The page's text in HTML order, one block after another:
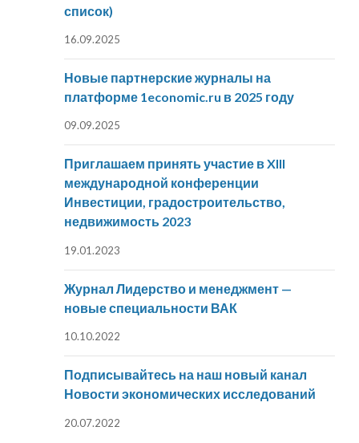
список)
16.09.2025
Новые партнерские журналы на
платформе 1economic.ru в 2025 году
09.09.2025
Приглашаем принять участие в XIII
международной конференции
Инвестиции, градостроительство,
недвижимость 2023
19.01.2023
Журнал Лидерство и менеджмент —
новые специальности ВАК
10.10.2022
Подписывайтесь на наш новый канал
Новости экономических исследований
20.07.2022